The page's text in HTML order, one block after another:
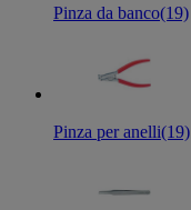
Pinza da banco(19)
Pinza per anelli(19)